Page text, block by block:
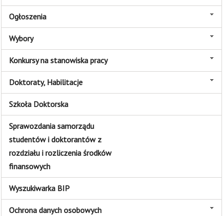
Ogłoszenia
Wybory
Konkursy na stanowiska pracy
Doktoraty, Habilitacje
Szkoła Doktorska
Sprawozdania samorządu
studentów i doktorantów z
rozdziału i rozliczenia środków
finansowych
Wyszukiwarka BIP
Ochrona danych osobowych